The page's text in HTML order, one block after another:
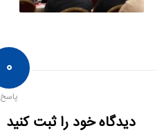
۰
پاسخ
دیدگاه خود را ثبت کنید